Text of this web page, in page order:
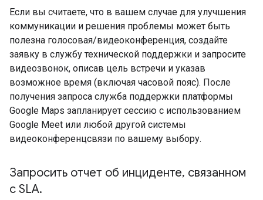
Если вы считаете, что в вашем случае для улучшения
коммуникации и решения проблемы может быть
полезна голосовая/видеоконференция, создайте
заявку в службу технической поддержки и запросите
видеозвонок, описав цель встречи и указав
возможное время (включая часовой пояс). После
получения запроса служба поддержки платформы
Google Maps запланирует сессию с использованием
Google Meet или любой другой системы
видеоконференцсвязи по вашему выбору.
Запросить отчет об инциденте, связанном
с SLA.